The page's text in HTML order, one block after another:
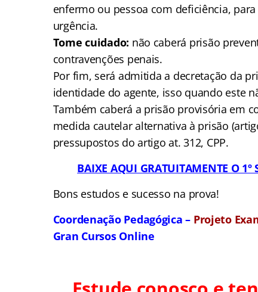
enfermo ou pessoa com deficiência,
urgência.
Tome cuidado: não caberá prisão
contravenções penais.
Por fim, será admitida a decretação da
identidade do agente, isso quando este
Também caberá a prisão provisória em
medida cautelar alternativa à prisão
pressupostos do artigo at. 312, CPP.
BAIXE AQUI GRATUITAMENTE O
Bons estudos e sucesso na prova!
Coordenação Pedagógica – Projeto
Gran Cursos Online